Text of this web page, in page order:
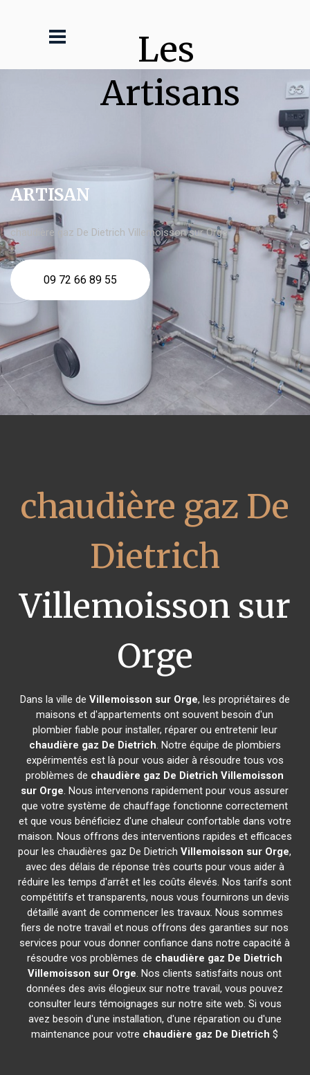
Les
Artisans
ARTISAN
chaudière gaz De Dietrich Villemoisson sur Orge
09 72 66 89 55
chaudière gaz De
Dietrich
Villemoisson sur
Orge
Dans la ville de Villemoisson sur Orge, les propriétaires de
maisons et d'appartements ont souvent besoin d'un
plombier fiable pour installer, réparer ou entretenir leur
chaudière gaz De Dietrich. Notre équipe de plombiers
expérimentés est là pour vous aider à résoudre tous vos
problèmes de chaudière gaz De Dietrich Villemoisson
sur Orge. Nous intervenons rapidement pour vous assurer
que votre système de chauffage fonctionne correctement
et que vous bénéficiez d'une chaleur confortable dans votre
maison. Nous offrons des interventions rapides et efficaces
pour les chaudières gaz De DietrichVillemoisson sur Orge,
avec des délais de réponse très courts pour vous aider à
réduire les temps d'arrêt et les coûts élevés. Nos tarifs sont
compétitifs et transparents, nous vous fournirons un devis
détaillé avant de commencer les travaux. Nous sommes
fiers de notre travail et nous offrons des garanties sur nos
services pour vous donner confiance dans notre capacité à
résoudre vos problèmes de chaudière gaz De Dietrich
Villemoisson sur Orge. Nos clients satisfaits nous ont
données des avis élogieux sur notre travail, vous pouvez
consulter leurs témoignages sur notre site web. Si vous
avez besoin d'une installation, d'une réparation ou d'une
maintenance pour votre chaudière gaz De Dietrich $